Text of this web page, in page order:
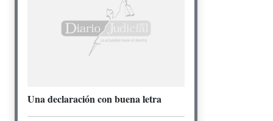
Una declaración con buena letra